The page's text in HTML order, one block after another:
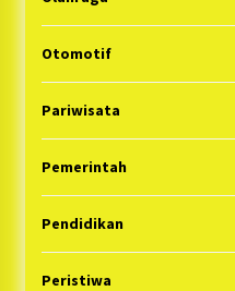
Otomotif
Pariwisata
Pemerintah
Pendidikan
Peristiwa